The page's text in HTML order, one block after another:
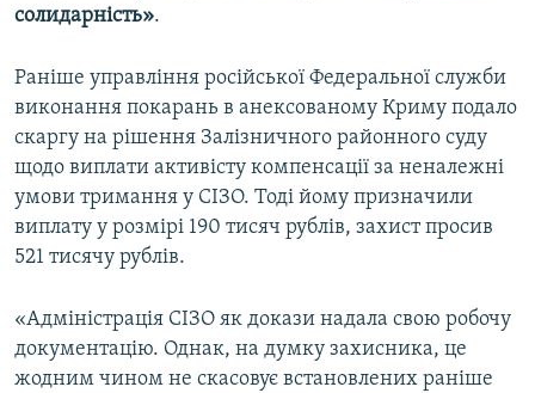
солидарність».
Раніше управління російської Федеральної служби
виконання покарань в анексованому Криму подало
скаргу на рішення Залізничного районного суду
щодо виплати активісту компенсації за неналежні
умови тримання у СІЗО. Тоді йому призначили
виплату у розмірі 190 тисяч рублів, захист просив
521 тисячу рублів.
«Адміністрація СІЗО як докази надала свою робочу
документацію. Однак, на думку захисника, це
жодним чином не скасовує встановлених раніше